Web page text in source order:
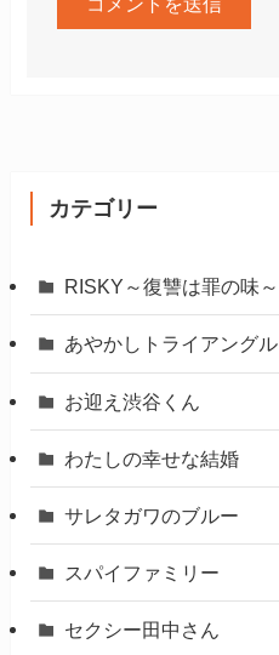
カテゴリー
RISKY～復讐は罪の味～
あやかしトライアングル
お迎え渋谷くん
わたしの幸せな結婚
サレタガワのブルー
スパイファミリー
セクシー田中さん